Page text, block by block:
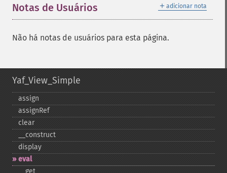
＋ adicionar nota
Notas de Usuários
Não há notas de usuários para esta página.
Yaf_View_Simple
assign
assignRef
clear
_​_​construct
display
eval
_​_​get